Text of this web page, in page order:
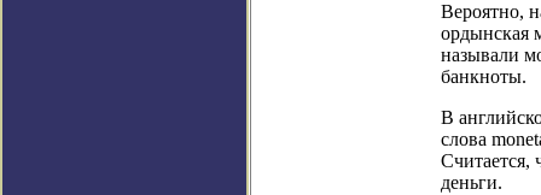
Вероятно,
ордынская
называли
банкноты.
В
слова
Считается,
деньги.